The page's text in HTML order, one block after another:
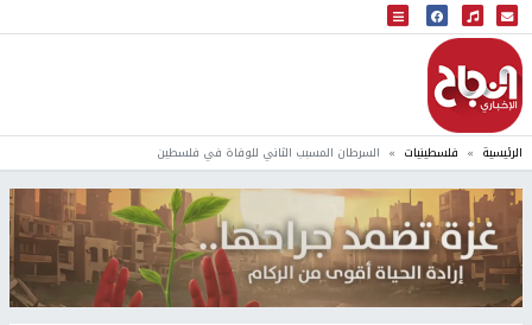
البث المباشر
إذاعة النجاح
الرئيسية فلسطينيات السرطان المسبب الثاني للوفاة في فلسطين